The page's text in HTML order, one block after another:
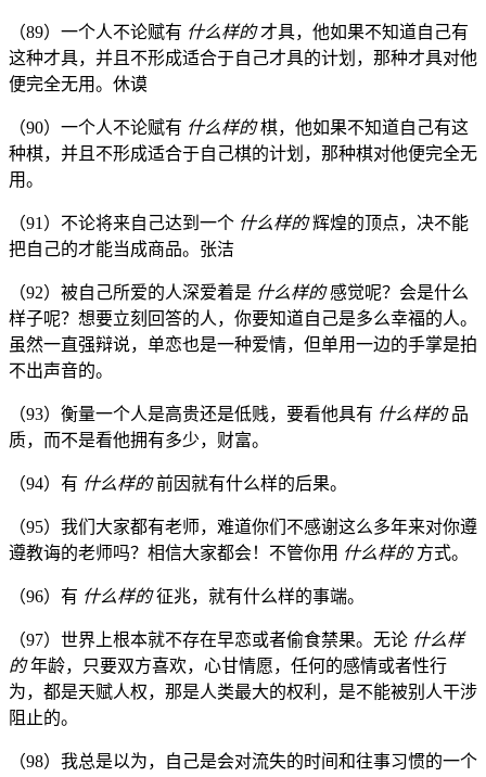
（89）一个人不论赋有 什么样的才具，他如果不知道自己有
这种才具，并且不形成适合于自己才具的计划，那种才具对他
便完全无用。休谟
（90）一个人不论赋有 什么样的棋，他如果不知道自己有这
种棋，并且不形成适合于自己棋的计划，那种棋对他便完全无
用。
（91）不论将来自己达到一个 什么样的辉煌的顶点，决不能
把自己的才能当成商品。张洁
（92）被自己所爱的人深爱着是 什么样的感觉呢？会是什么
样子呢？想要立刻回答的人，你要知道自己是多么幸福的人。
虽然一直强辩说，单恋也是一种爱情，但单用一边的手掌是拍
不出声音的。
（93）衡量一个人是高贵还是低贱，要看他具有 什么样的品
质，而不是看他拥有多少，财富。
（94）有 什么样的前因就有什么样的后果。
（95）我们大家都有老师，难道你们不感谢这么多年来对你遵
遵教诲的老师吗？相信大家都会！不管你用 什么样的方式。
（96）有 什么样的征兆，就有什么样的事端。
（97）世界上根本就不存在早恋或者偷食禁果。无论 什么样
的年龄，只要双方喜欢，心甘情愿，任何的感情或者性行
为，都是天赋人权，那是人类最大的权利，是不能被别人干涉
阻止的。
（98）我总是以为，自己是会对流失的时间和往事习惯的一个